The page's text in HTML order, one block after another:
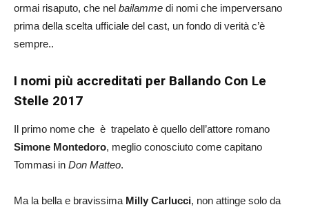
ormai risaputo, che nel bailamme di nomi che imperversano
prima della scelta ufficiale del cast, un fondo di verità c’è
sempre..
I nomi più accreditati per Ballando Con Le
Stelle 2017
Il primo nome che è trapelato è quello dell’attore romano
Simone Montedoro, meglio conosciuto come capitano
Tommasi in Don Matteo.
Ma la bella e bravissima Milly Carlucci, non attinge solo da